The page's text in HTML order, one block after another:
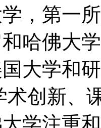
，第一
哈佛大
大学和
术创新、